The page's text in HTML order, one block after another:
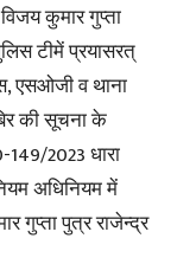
कुमार गुप्ता
टीमें प्रयासरत्
एसओजी व थाना
की सूचना के
2023 धारा
अधिनियम में
गुप्ता पुत्र राजेन्द्र